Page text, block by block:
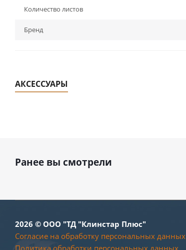
Количество листов
Бренд
АКСЕССУАРЫ
Ранее вы смотрели
2026 © ООО "ТД "Клинстар Плюс"
Согласие на обработку персональных данных
Политика обработки персональных данных